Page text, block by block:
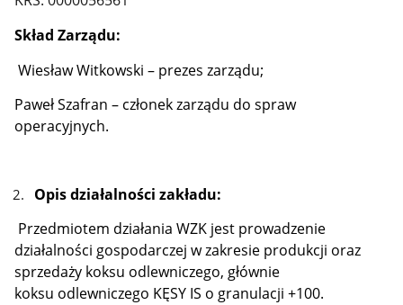
Skład Zarządu:
Wiesław Witkowski – prezes zarządu;
Paweł Szafran – członek zarządu do spraw
operacyjnych.
Opis działalności zakładu:
Przedmiotem działania WZK jest prowadzenie
działalności gospodarczej w zakresie produkcji oraz
sprzedaży koksu odlewniczego, głównie
koksu odlewniczego KĘSY IS o granulacji +100.